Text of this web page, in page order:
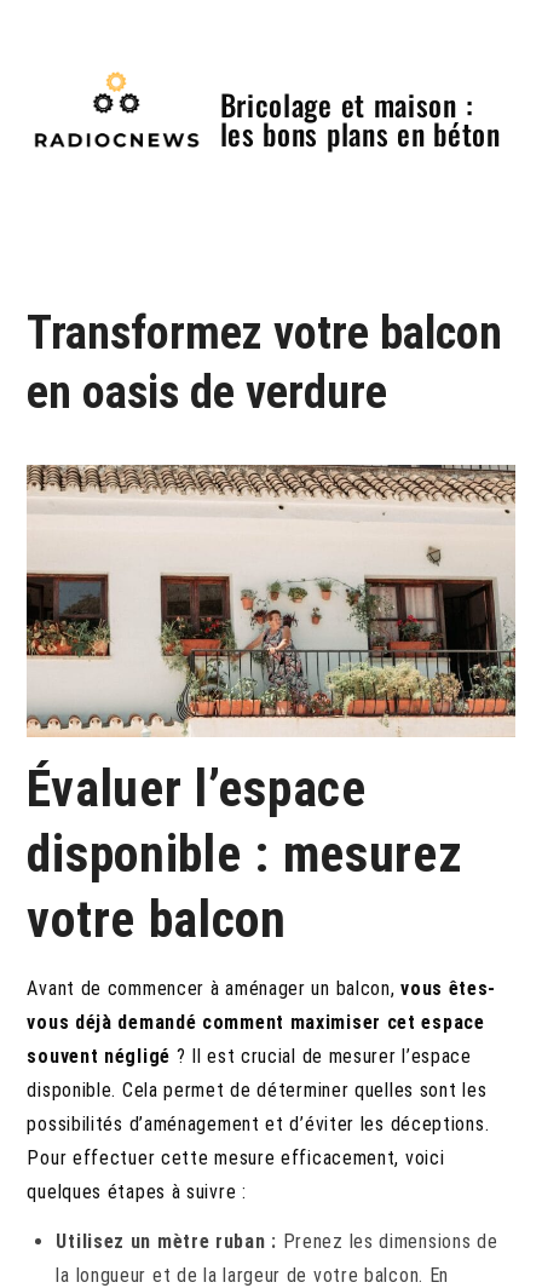
Bricolage et maison :
les bons plans en béton
Transformez votre balcon
en oasis de verdure
Évaluer l’espace
disponible : mesurez
votre balcon
Avant de commencer à aménager un balcon,vous êtes-
vous déjà demandé comment maximiser cet espace
souvent négligé ? Il est crucial de mesurer l’espace
disponible. Cela permet de déterminer quelles sont les
possibilités d’aménagement et d’éviter les déceptions.
Pour effectuer cette mesure efficacement, voici
quelques étapes à suivre :
Utilisez un mètre ruban : Prenez les dimensions de
la longueur et de la largeur de votre balcon. En